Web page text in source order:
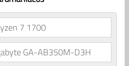
7 1700
GA-AB350M-D3H